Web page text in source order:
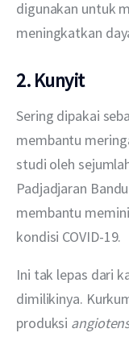
digunakan untuk
meningkatkan
2. Kunyit
Sering dipakai
membantu
studi oleh
Padjadjaran
membantu
kondisi COVID-19.
Ini tak lepas dari
dimilikinya.
produksi